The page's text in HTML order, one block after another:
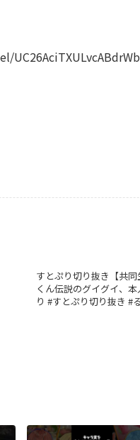
すとぷり切り抜き【共
くん伝説のグイグイ、
り #すとぷり切り抜き #